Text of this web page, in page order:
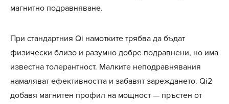
магнитно подравняване.
При стандартния Qi намотките трябва да бъдат
физически близо и разумно добре подравнени, но има
известна толерантност. Малките неподравнявания
намаляват ефективността и забавят зареждането. Qi2
добавя магнитен профил на мощност — пръстен от